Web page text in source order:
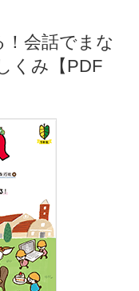
会話でまな
くみ【PDF